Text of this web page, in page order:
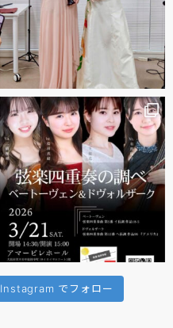
Instagram でフォロー